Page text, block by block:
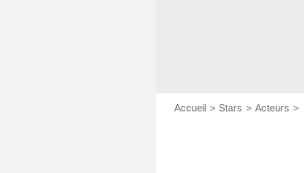
Accueil Stars Acteurs